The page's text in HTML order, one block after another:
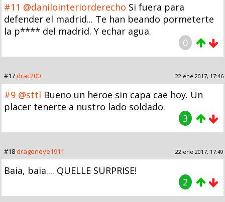
#11 @danilointeriorderecho Si fuera para
defender el madrid... Te han beando pormeterte
la p**** del madrid. Y echar agua.
0
#17drac200 22 ene 2017, 17:46
#9 @sttl Bueno un heroe sin capa cae hoy. Un
placer tenerte a nustro lado soldado.
3
#18dragoneye1911 22 ene 2017, 17:49
Baia, baia.... QUELLE SURPRISE!
2